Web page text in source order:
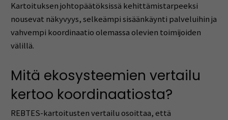
Kartoituksen johtopäätöksissä kehittämistarpeeksi
nousevat näkyvyys, selkeämpi sisäänkäynti palveluihin ja
vahvempi koordinaatio olemassa olevien toimijoiden
välillä.
Mitä ekosysteemien vertailu
kertoo koordinaatiosta?
REBTES-kartoitusten vertailu osoittaa, että